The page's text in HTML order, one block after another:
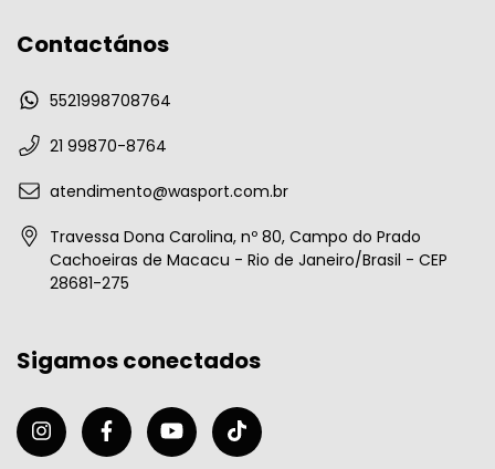
Contactános
5521998708764
21 99870-8764
atendimento@wasport.com.br
Travessa Dona Carolina, nº 80, Campo do Prado
Cachoeiras de Macacu - Rio de Janeiro/Brasil - CEP
28681-275
Sigamos conectados